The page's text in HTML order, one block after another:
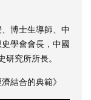
博士生導師、中
學會會長，中國
研究所所長。
結合的典範》